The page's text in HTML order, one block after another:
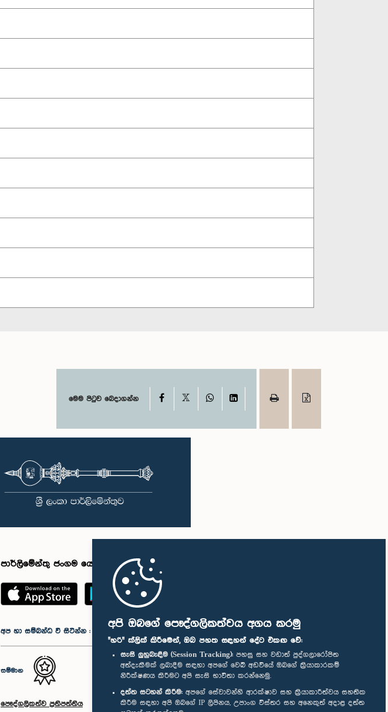
අපි ඔබගේ පෞද්ගලිකත්වය අගය කරමු
"හරි" ක්ලික් කිරීමෙන්, ඔබ පහත සඳහන් දේට එකඟ වේ:
සැසි ලුහුබැඳීම (Session Tracking): පහසු සහ වඩාත් පුද්ගලාරෝපිත
අත්දැකීමක් ලබාදීම සඳහා අපගේ වෙබ් අඩවියේ ඔබගේ ක්‍රියාකාරකම්
නිරීක්ෂණය කිරීමට අපි සැසි භාවිතා කරන්නෙමු.
දත්ත සටහන් කිරීම: අපගේ සේවාවන්හි ආරක්ෂාව සහ ක්‍රියාකාරීත්වය සහතික
කිරීම සඳහා අපි ඔබගේ IP ලිපිනය, උපාංග විස්තර සහ අනෙකුත් අදාළ දත්ත
මෙම පිටුව බෙදාගන්න Facebook WhatsAppLinkedIn
පාර්ලිමේන්තු ජංගම යෙදුම
අප හා සම්බන්ධ වී සිටින්න :
සම්මාන
පෞද්ගලිකත්ව ප්‍රතිපත්තිය